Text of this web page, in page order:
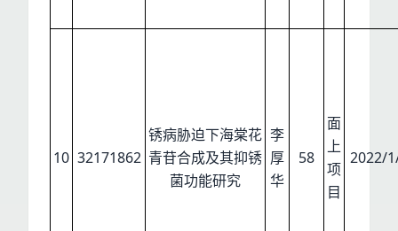
10 32171862
锈病胁迫下海棠花
青苷合成及其抑锈
菌功能研究
李
厚
华
58
面
上
项
目
2022/